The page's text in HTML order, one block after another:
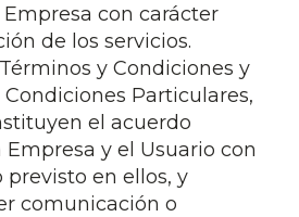
con carácter
de los servicios.
y Condiciones y
Particulares,
el acuerdo
y el Usuario con
en ellos, y
comunicación o